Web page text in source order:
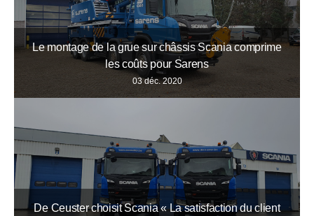
Le montage de la grue sur châssis Scania comprime
les coûts pour Sarens
03 déc. 2020
De Ceuster choisit Scania « La satisfaction du client